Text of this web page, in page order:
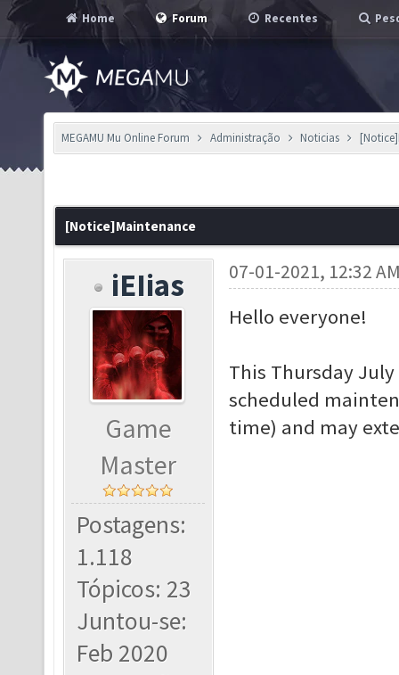
Home Forum Recentes
MEGAMU Mu Online Forum Administração Noticias
[Notice]Maintenance
iEIias
Game
Master
Postagens:
1.118
Tópicos: 23
Juntou-se:
Feb 2020
07-01-2021, 12:32
Hello everyone!
This Thursday
scheduled
time) and may